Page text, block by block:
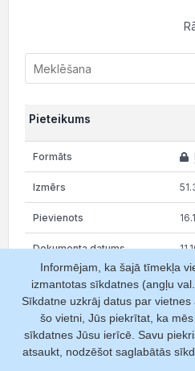
Pieteikums
Valsts notāru lēmumi /
Informējam, ka šajā tīmekļa
izmantotas sīkdatnes (angļu val.
Sīkdatne uzkrāj datus par
šo vietni, Jūs piekrītat, ka
sīkdatnes Jūsu ierīcē. Savu
atsaukt, nodzēšot saglabātās